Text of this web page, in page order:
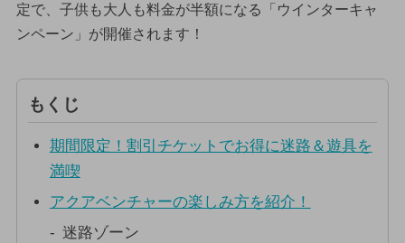
定で、子供も大人も料金が半額になる「ウインターキャ
ンペーン」が開催されます！
もくじ
期間限定！割引チケットでお得に迷路＆遊具を
満喫
アクアベンチャーの楽しみ方を紹介！
迷路ゾーン